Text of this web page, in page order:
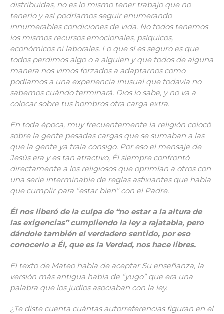
distribuidas, no es lo mismo tener trabajo que no
tenerlo y así podríamos seguir enumerando
innumerables condiciones de vida. No todos tenemos
los mismos recursos emocionales, psíquicos,
económicos ni laborales. Lo que sí es seguro es que
todos perdimos algo o a alguien y que todos de alguna
manera nos vimos forzados a adaptarnos como
podíamos a una experiencia inusual que todavía no
sabemos cuándo terminará. Dios lo sabe, y no va a
colocar sobre tus hombros otra carga extra.
En toda época, muy frecuentemente la religión colocó
sobre la gente pesadas cargas que se sumaban a las
que la gente ya traía consigo. Por eso el mensaje de
Jesús era y es tan atractivo, Él siempre confrontó
directamente a los religiosos que oprimían a otros con
una serie interminable de reglas asfixiantes que había
que cumplir para “estar bien” con el Padre.
Él nos liberó de la culpa de “no estar a la altura de
las exigencias” cumpliendo la ley a rajatabla, pero
dándole también el verdadero sentido, por eso
conocerlo a Él, que es la Verdad, nos hace libres.
El texto de Mateo habla de aceptar Su enseñanza, la
versión más antigua habla de “yugo” que era una
palabra que los judíos asociaban con la ley.
¿Te diste cuenta cuántas autorreferencias figuran en el